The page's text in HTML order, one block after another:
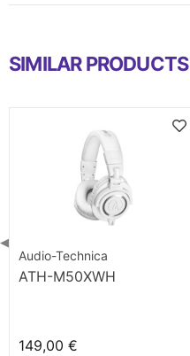
SIMILAR PRODUCTS
Audio-Technica
ATH-M50XWH
149,00 €
◀